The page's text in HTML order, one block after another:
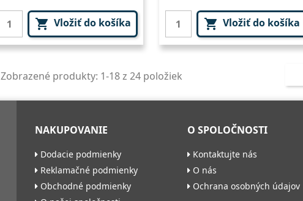
 Vložiť do košíka  Vložiť do košíka
Zobrazené produkty: 1-18 z 24 položiek
NAKUPOVANIE
Dodacie podmienky
Reklamačné podmienky
Obchodné podmienky
O SPOLOČNOSTI
Kontaktujte nás
O nás
Ochrana osobných údajov